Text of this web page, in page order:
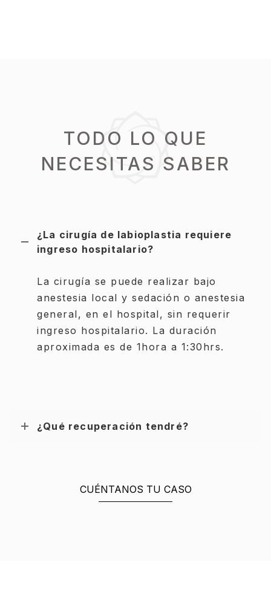
TODO LO QUE
NECESITAS SABER
¿La cirugía de labioplastia requiere
ingreso hospitalario?
La cirugía se puede realizar bajo
anestesia local y sedación o anestesia
general, en el hospital, sin requerir
ingreso hospitalario. La duración
aproximada es de 1hora a 1:30hrs.
¿Qué recuperación tendré?
CUÉNTANOS TU CASO